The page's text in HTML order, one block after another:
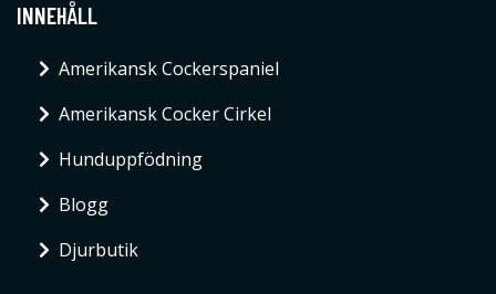
INNEHÅLL
Amerikansk Cockerspaniel
Amerikansk Cocker Cirkel
Hunduppfödning
Blogg
Djurbutik